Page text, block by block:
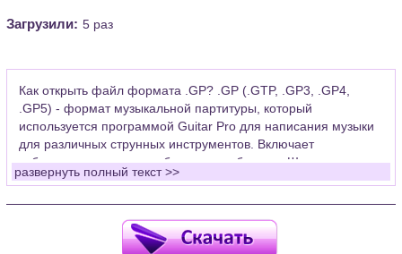
Загрузили: 5 раз
Как открыть файл формата .GP? .GP (.GTP, .GP3, .GP4,
.GP5) - формат музыкальной партитуры, который
используется программой Guitar Pro для написания музыки
для различных струнных инструментов. Включает
табулатуры для гитары, бас-гитары, банджо. Широко
применяется для создания партитур, которые затем
Для открытия нот этого формата Вам необходимо
установить у себя на рабочем компьютере программу Guitar
развернуть полный текст >>